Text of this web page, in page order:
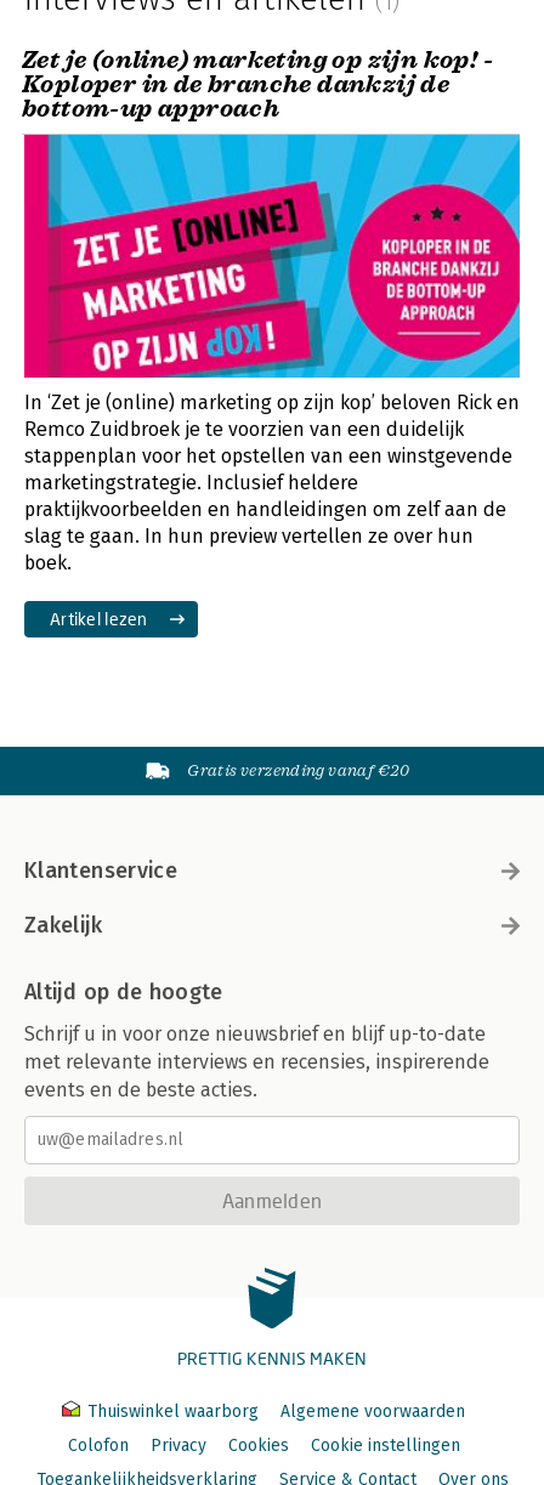
Zet je (online) marketing op zijn kop! -
Koploper in de branche dankzij de
bottom-up approach
In ‘Zet je (online) marketing op zijn kop’ beloven Rick en
Remco Zuidbroek je te voorzien van een duidelijk
stappenplan voor het opstellen van een winstgevende
marketingstrategie. Inclusief heldere
praktijkvoorbeelden en handleidingen om zelf aan de
slag te gaan. In hun preview vertellen ze over hun
boek.
Artikel lezen
Gratis verzending vanaf €20
Klantenservice
Zakelijk
Altijd op de hoogte
Schrijf u in voor onze nieuwsbrief en blijf up-to-date
met relevante interviews en recensies, inspirerende
events en de beste acties.
Aanmelden
PRETTIG KENNIS MAKEN
Thuiswinkel waarborg
Algemene voorwaarden
Colofon
Privacy Cookies
Cookie instellingen
Toegankelijkheidsverklaring
Service & Contact Over ons